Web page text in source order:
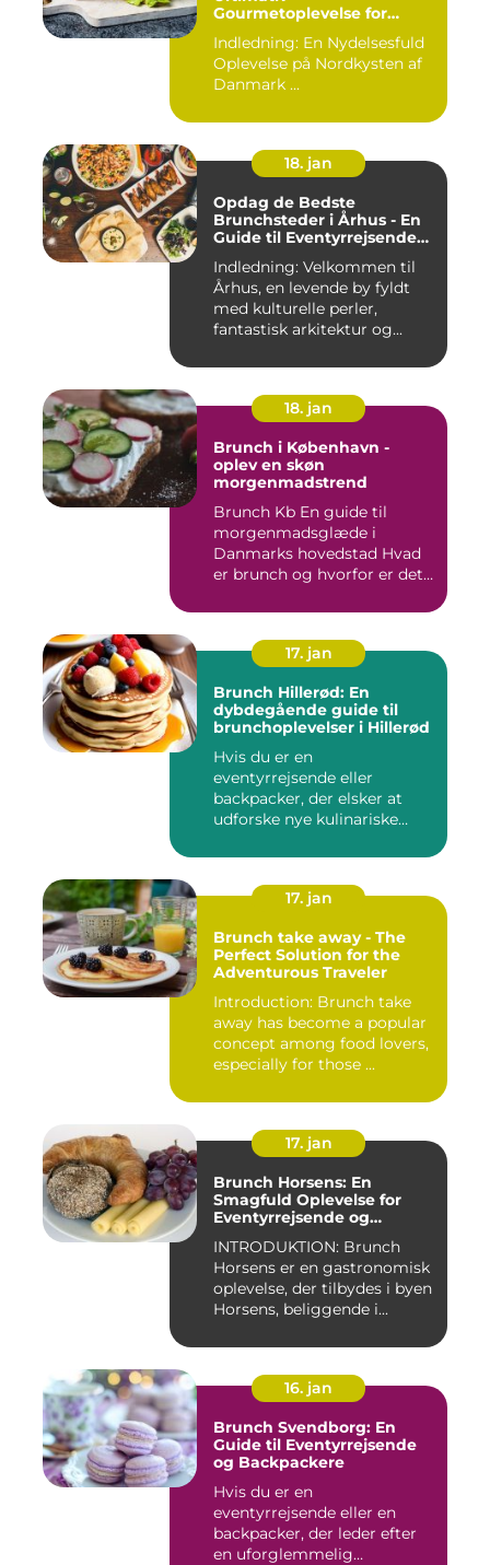
Gourmetoplevelse for
Backpackere
Indledning: En Nydelsesfuld
Oplevelse på Nordkysten af
Danmark ...
18. jan
Opdag de Bedste
Brunchsteder i Århus - En
Guide til Eventyrrejsende
Indledning: Velkommen til
Århus, en levende by fyldt
med kulturelle perler,
fantastisk arkitektur og...
18. jan
Brunch i København -
oplev en skøn
morgenmadstrend
Brunch Kb En guide til
morgenmadsglæde i
Danmarks hovedstad Hvad
er brunch og hvorfor er det
17. jan
Brunch Hillerød: En
dybdegående guide til
brunchoplevelser i Hillerød
Hvis du er en
eventyrrejsende eller
backpacker, der elsker at
udforske nye kulinariske
17. jan
Brunch take away - The
Perfect Solution for the
Adventurous Traveler
Introduction: Brunch take
away has become a popular
concept among food lovers,
especially for those ...
17. jan
Brunch Horsens: En
Smagfuld Oplevelse for
Eventyrrejsende og
INTRODUKTION: Brunch
Horsens er en gastronomisk
oplevelse, der tilbydes i byen
Horsens, beliggende i...
16. jan
Brunch Svendborg: En
Guide til Eventyrrejsende
og Backpackere
Hvis du er en
eventyrrejsende eller en
backpacker, der leder efter
en uforglemmelig